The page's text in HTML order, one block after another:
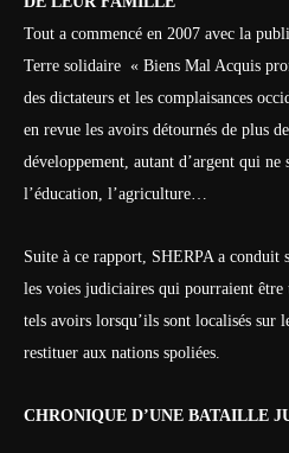
Tout a commencé en 2007 avec la
Terre solidaire « Biens Mal Acquis
des dictateurs et les complaisances
en revue les avoirs détournés de plus
développement, autant d’argent qui ne
l’éducation, l’agriculture…
Suite à ce rapport, SHERPA a conduit
les voies judiciaires qui pourraient être
tels avoirs lorsqu’ils sont localisés sur
restituer aux nations spoliées.
CHRONIQUE D’UNE BATAILLE